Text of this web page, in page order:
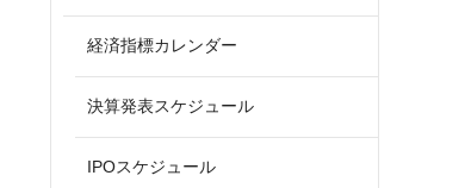
経済指標カレンダー
決算発表スケジュール
IPOスケジュール